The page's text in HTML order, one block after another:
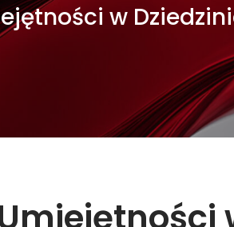
w